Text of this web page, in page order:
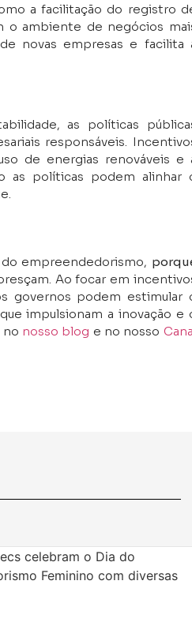
a facilitação do registro
o ambiente de negócios
novas empresas e facilita
as políticas
responsáveis.
de energias renováveis e
as políticas podem alinhar
empreendedorismo,
Ao focar em
governos podem estimular
impulsionam a inovação e
no nosso blog e no nosso